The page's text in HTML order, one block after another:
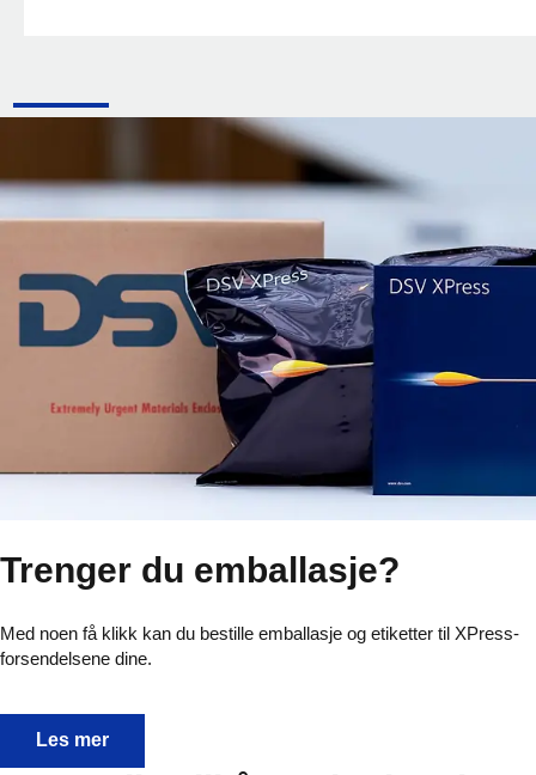
Trenger du emballasje?
Med noen få klikk kan du bestille emballasje og etiketter til XPress-
forsendelsene dine.
Trenger du emballasje?
Les mer